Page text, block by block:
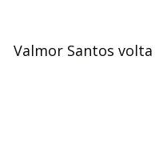
Valmor Santos